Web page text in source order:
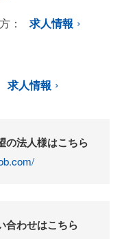
：
求人情報
求人情報
の法人様はこちら
合わせはこちら